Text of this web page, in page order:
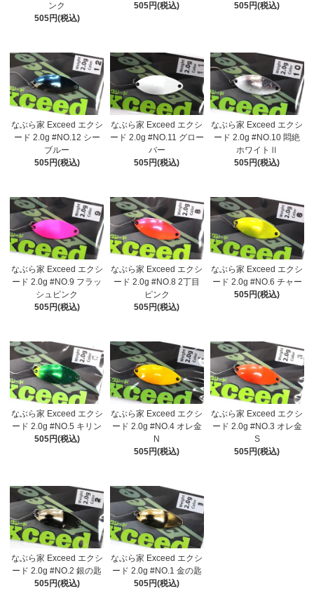
ンク
505円(税込)
505円(税込)
505円(税込)
なぶら家 Exceed エクシ
ード 2.0g #NO.12 シー
ブルー
505円(税込)
なぶら家 Exceed エクシ
ード 2.0g #NO.11 グロー
バー
505円(税込)
なぶら家 Exceed エクシ
ード 2.0g #NO.10 悶絶
ホワイトⅡ
505円(税込)
なぶら家 Exceed エクシ
ード 2.0g #NO.9 フラッ
シュピンク
505円(税込)
なぶら家 Exceed エクシ
ード 2.0g #NO.8 2丁目
ピンク
505円(税込)
なぶら家 Exceed エクシ
ード 2.0g #NO.6 チャー
505円(税込)
なぶら家 Exceed エクシ
ード 2.0g #NO.5 キリン
505円(税込)
なぶら家 Exceed エクシ
ード 2.0g #NO.4 オレ金
N
505円(税込)
なぶら家 Exceed エクシ
ード 2.0g #NO.3 オレ金
S
505円(税込)
なぶら家 Exceed エクシ
ード 2.0g #NO.2 銀の匙
505円(税込)
なぶら家 Exceed エクシ
ード 2.0g #NO.1 金の匙
505円(税込)